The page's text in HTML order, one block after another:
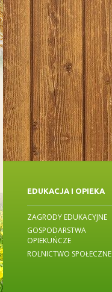
EDUKACJA I OPIEKA
ZAGRODY EDUKACYJNE
GOSPODARSTWA
OPIEKUŃCZE
ROLNICTWO SPOŁECZNE